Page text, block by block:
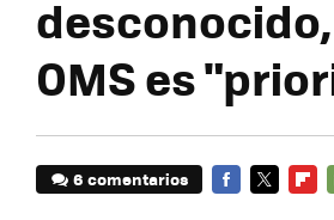
OMS es
6 comentarios